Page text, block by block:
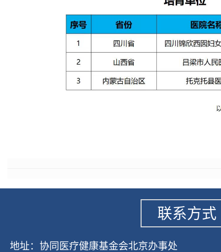
联系方式
地址：协同医疗健康基金会北京办事处